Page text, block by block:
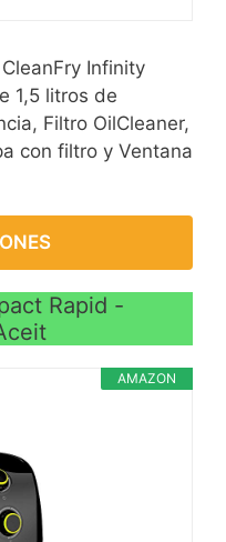
Infinity
1,5 litros de
Filtro OilCleaner,
con filtro y Ventana
Rapid -
AMAZON